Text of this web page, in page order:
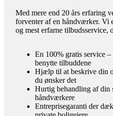
Med mere end 20 års erfaring
forventer af en håndværker. Vi
og mest erfarne tilbudsservice,
En 100% gratis service
benytte tilbuddene
Hjælp til at beskrive din
du ønsker det
Hurtig behandling af din
håndværkere
Entreprisegaranti der